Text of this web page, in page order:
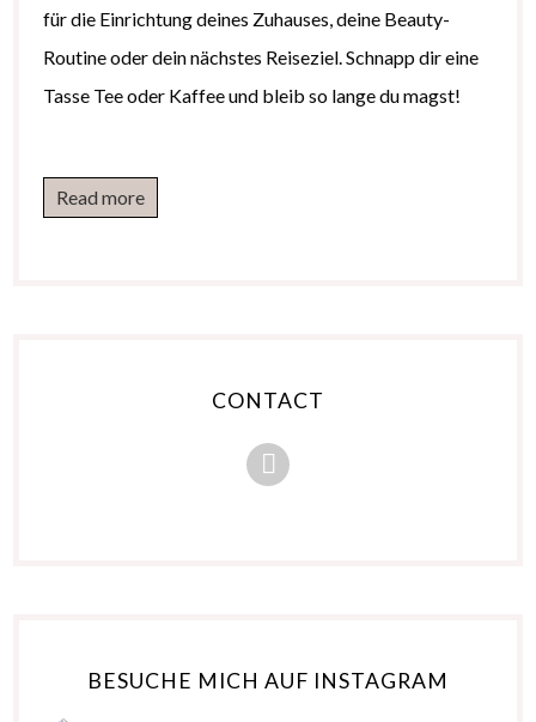
für die Einrichtung deines Zuhauses, deine Beauty-
Routine oder dein nächstes Reiseziel. Schnapp dir eine
Tasse Tee oder Kaffee und bleib so lange du magst!
Read more
CONTACT
BESUCHE MICH AUF INSTAGRAM